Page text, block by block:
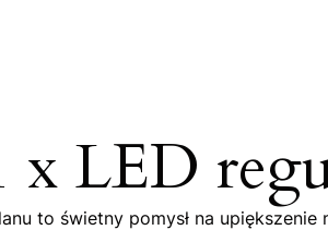
LED
to świetny pomysł na upiększenie